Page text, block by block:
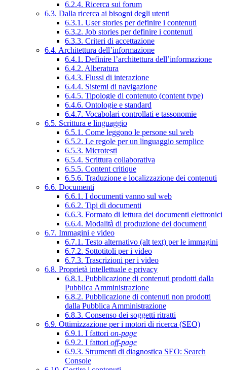
6.2.4. Ricerca sui forum
6.3. Dalla ricerca ai bisogni degli utenti
6.3.1. User stories per definire i contenuti
6.3.2. Job stories per definire i contenuti
6.3.3. Criteri di accettazione
6.4. Architettura dell’informazione
6.4.1. Definire l’architettura dell’informazione
6.4.2. Alberatura
6.4.3. Flussi di interazione
6.4.4. Sistemi di navigazione
6.4.5. Tipologie di contenuto (content type)
6.4.6. Ontologie e standard
6.4.7. Vocabolari controllati e tassonomie
6.5. Scrittura e linguaggio
6.5.1. Come leggono le persone sul web
6.5.2. Le regole per un linguaggio semplice
6.5.3. Microtesti
6.5.4. Scrittura collaborativa
6.5.5. Content critique
6.5.6. Traduzione e localizzazione dei contenuti
6.6. Documenti
6.6.1. I documenti vanno sul web
6.6.2. Tipi di documenti
6.6.3. Formato di lettura dei documenti elettronici
6.6.4. Modalità di produzione dei documenti
6.7. Immagini e video
6.7.1. Testo alternativo (alt text) per le immagini
6.7.2. Sottotitoli per i video
6.7.3. Trascrizioni per i video
6.8. Proprietà intellettuale e privacy
6.8.1. Pubblicazione di contenuti prodotti dalla
Pubblica Amministrazione
6.8.2. Pubblicazione di contenuti non prodotti
dalla Pubblica Amministrazione
6.8.3. Consenso dei soggetti ritratti
6.9. Ottimizzazione per i motori di ricerca (SEO)
6.9.1. I fattori on-page
6.9.2. I fattori off-page
6.9.3. Strumenti di diagnostica SEO: Search
Console